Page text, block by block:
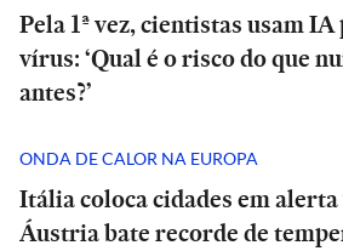
Pela 1ª vez, cientistas usam
vírus: ‘Qual é o risco do que
antes?’
ONDA DE CALOR NA EUROPA
Itália coloca cidades em
Áustria bate recorde de